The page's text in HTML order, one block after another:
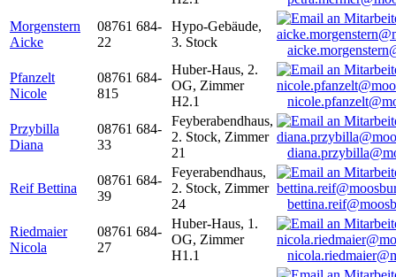
Morgenstern
Aicke
08761 684-
22
Hypo-Gebäude,
3. Stock
Pfanzelt
Nicole
08761 684-
815
Huber-Haus, 2.
OG, Zimmer
H2.1
Przybilla
Diana
08761 684-
33
Feyberabendhaus,
2. Stock, Zimmer
21
Reif Bettina
08761 684-
39
Feyerabendhaus,
2. Stock, Zimmer
24
Riedmaier
Nicola
08761 684-
27
Huber-Haus, 1.
OG, Zimmer
H1.1